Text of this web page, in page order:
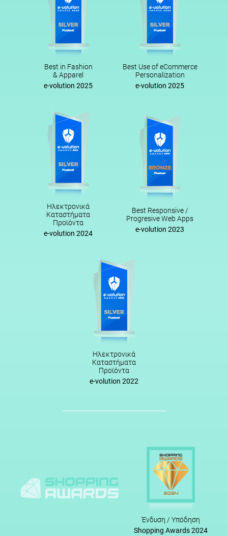
Best in Fashion
& Apparel
e-volution 2025
Best Use of eCommerce
Personalization
e-volution 2025
Ηλεκτρονικά
Καταστήματα
Προϊόντα
e-volution 2024
Best Responsive /
Progresive Web Apps
e-volution 2023
Ηλεκτρονικά
Καταστήματα
Προϊόντα
e-volution 2022
Ένδυση / Υπόδηση
Shopping Awards 2024